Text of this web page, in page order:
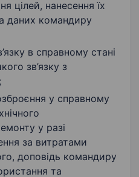
цілей, нанесення їх
даних командиру
в справному стані
зв’язку з
у справному
у разі
за витратами
доповідь командиру
та